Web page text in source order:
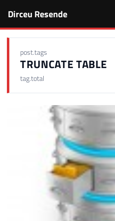
Dirceu Resende
post.tags
TRUNCATE TABLE
tag.total